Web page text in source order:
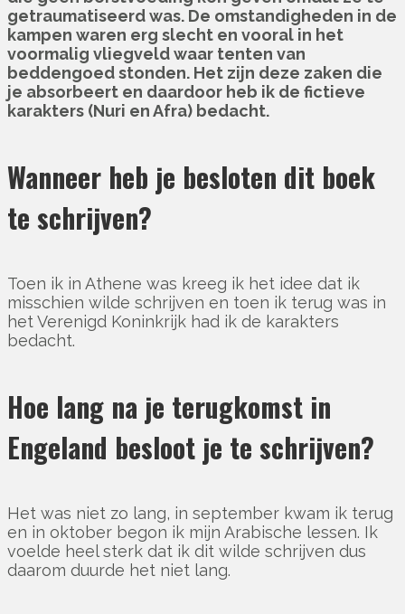
getraumatiseerd was. De omstandigheden in de
kampen waren erg slecht en vooral in het
voormalig vliegveld waar tenten van
beddengoed stonden. Het zijn deze zaken die
je absorbeert en daardoor heb ik de fictieve
karakters (Nuri en Afra) bedacht.
Wanneer heb je besloten dit boek
te schrijven?
Toen ik in Athene was kreeg ik het idee dat ik
misschien wilde schrijven en toen ik terug was in
het Verenigd Koninkrijk had ik de karakters
bedacht.
Hoe lang na je terugkomst in
Engeland besloot je te schrijven?
Het was niet zo lang, in september kwam ik terug
en in oktober begon ik mijn Arabische lessen. Ik
voelde heel sterk dat ik dit wilde schrijven dus
daarom duurde het niet lang.